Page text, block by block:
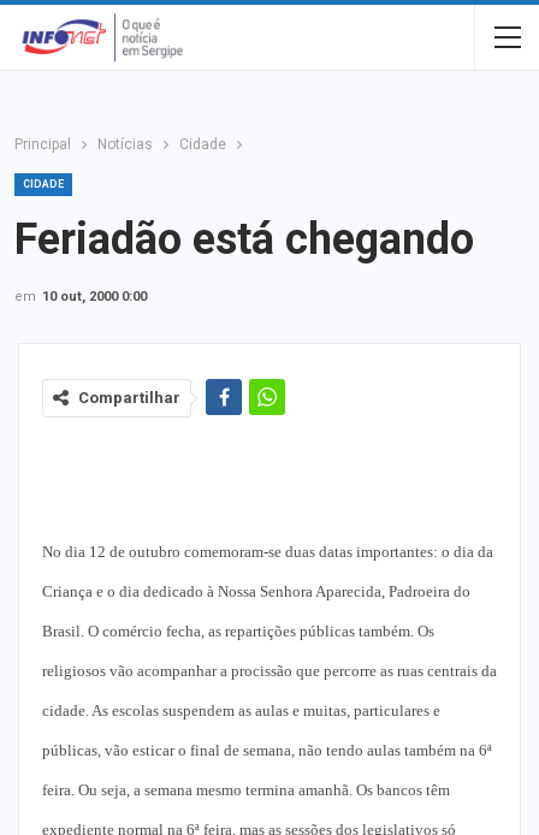
Principal Notícias Cidade
CIDADE
Feriadão está chegando
em 10 out, 2000 0:00
Compartilhar
No dia 12 de outubro comemoram-se duas datas importantes: o dia da
Criança e o dia dedicado à Nossa Senhora Aparecida, Padroeira do
Brasil. O comércio fecha, as repartições públicas também. Os
religiosos vão acompanhar a procissão que percorre as ruas centrais da
cidade. As escolas suspendem as aulas e muitas, particulares e
públicas, vão esticar o final de semana, não tendo aulas também na 6ª
feira. Ou seja, a semana mesmo termina amanhã. Os bancos têm
expediente normal na 6ª feira, mas as sessões dos legislativos só